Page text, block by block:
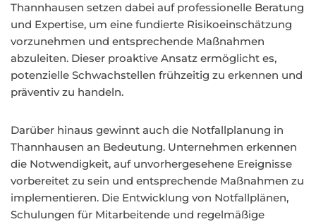
Thannhausen setzen dabei auf professionelle Beratung
und Expertise, um eine fundierte Risikoeinschätzung
vorzunehmen und entsprechende Maßnahmen
abzuleiten. Dieser proaktive Ansatz ermöglicht es,
potenzielle Schwachstellen frühzeitig zu erkennen und
präventiv zu handeln.
Darüber hinaus gewinnt auch die Notfallplanung in
Thannhausen an Bedeutung. Unternehmen erkennen
die Notwendigkeit, auf unvorhergesehene Ereignisse
vorbereitet zu sein und entsprechende Maßnahmen zu
implementieren. Die Entwicklung von Notfallplänen,
Schulungen für Mitarbeitende und regelmäßige